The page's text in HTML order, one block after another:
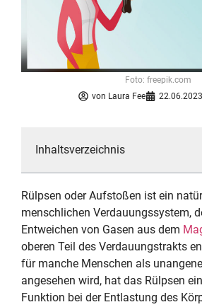
von Laura Fee 22.06.2023
Foto: freepik.com
Inhaltsverzeichnis
Rülpsen oder Aufstoßen ist ein
menschlichen Verdauungssystem,
Entweichen von Gasen aus dem
oberen Teil des Verdauungstrakts
für manche Menschen als
angesehen wird, hat das Rülpsen
Funktion bei der Entlastung des